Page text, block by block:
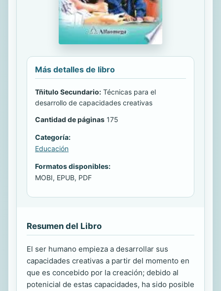
Más detalles de libro
Tñitulo Secundario: Técnicas para el
desarrollo de capacidades creativas
Cantidad de páginas 175
Categoría:
Educación
Formatos disponibles:
MOBI, EPUB, PDF
Resumen del Libro
El ser humano empieza a desarrollar sus
capacidades creativas a partir del momento en
que es concebido por la creación; debido al
potenicial de estas capacidades, ha sido posible